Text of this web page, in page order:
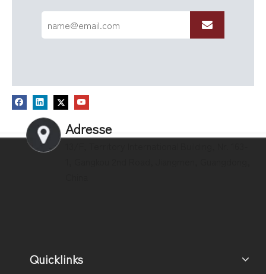
Adresse
Quicklinks